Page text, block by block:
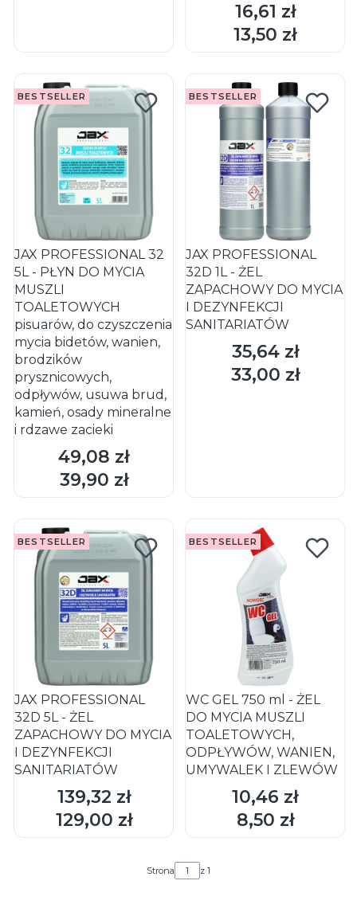
Cena
16,61 zł
Cena
13,50 zł
DO KOSZYKA
BESTSELLER
JAX PROFESSIONAL 32
5L - PŁYN DO MYCIA
MUSZLI
TOALETOWYCH
pisuarów, do czyszczenia
mycia bidetów, wanien,
brodzików
prysznicowych,
odpływów, usuwa brud,
kamień, osady mineralne
i rdzawe zacieki
Cena
49,08 zł
Cena
39,90 zł
DO KOSZYKA
BESTSELLER
JAX PROFESSIONAL
32D 1L - ŻEL
ZAPACHOWY DO MYCIA
I DEZYNFEKCJI
SANITARIATÓW
Cena
35,64 zł
Cena
33,00 zł
BESTSELLER
JAX PROFESSIONAL
32D 5L - ŻEL
ZAPACHOWY DO MYCIA
I DEZYNFEKCJI
SANITARIATÓW
Cena
139,32 zł
Cena
129,00 zł
DO KOSZYKA
BESTSELLER
WC GEL 750 ml - ŻEL
DO MYCIA MUSZLI
TOALETOWYCH,
ODPŁYWÓW, WANIEN,
UMYWALEK I ZLEWÓW
Cena
10,46 zł
Cena
8,50 zł
DO KOSZYKA
Strona z 1